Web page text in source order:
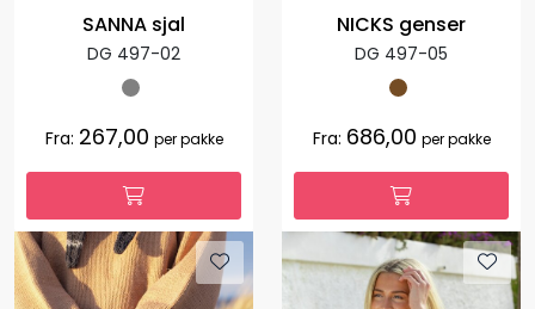
SANNA sjal
DG 497-02
Fra: 267,00 per pakke
NICKS genser
DG 497-05
Fra: 686,00 per pakke